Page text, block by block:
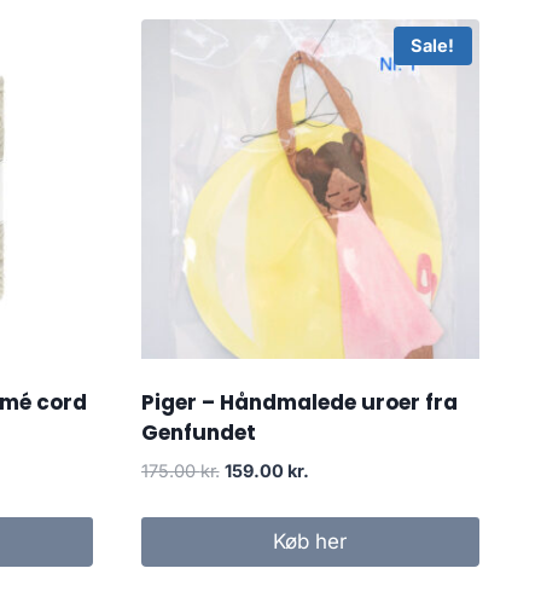
cord
Sale!
Piger – Håndmalede uroer fra
Genfundet
175.00kr. 159.00 kr.
Køb her